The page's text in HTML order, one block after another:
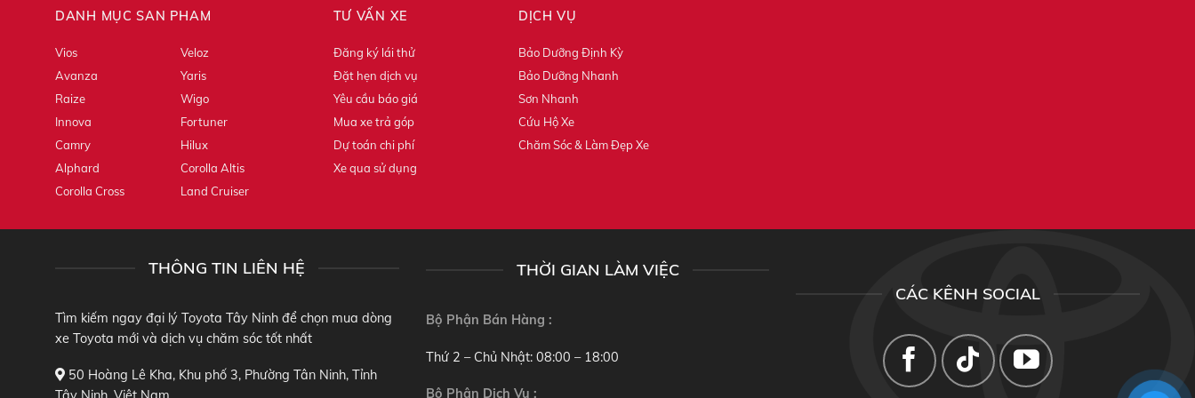
DANH MỤC SẢN PHẨM
Vios
Veloz
Avanza
Yaris
Raize
Wigo
Innova
Fortuner
Camry
Hilux
Alphard
Corolla Altis
Corolla Cross
Land Cruiser
TƯ VẤN XE
Đăng ký lái thử
Đặt hẹn dịch vụ
Yêu cầu báo giá
Mua xe trả góp
Dự toán chi phí
Xe qua sử dụng
DỊCH VỤ
Bảo Dưỡng Định Kỳ
Bảo Dưỡng Nhanh
Sơn Nhanh
Cứu Hộ Xe
Chăm Sóc & Làm Đẹp Xe
THÔNG TIN LIÊN HỆ
Tìm kiếm ngay đại lý Toyota Tây Ninh để chọn mua dòng
xe Toyota mới và dịch vụ chăm sóc tốt nhất
50 Hoàng Lê Kha, Khu phố 3, Phường Tân Ninh, Tỉnh
THỜI GIAN LÀM VIỆC
Bộ Phận Bán Hàng :
Thứ 2 – Chủ Nhật: 08:00 – 18:00
Bộ Phận Dịch Vụ :
CÁC KÊNH SOCIAL